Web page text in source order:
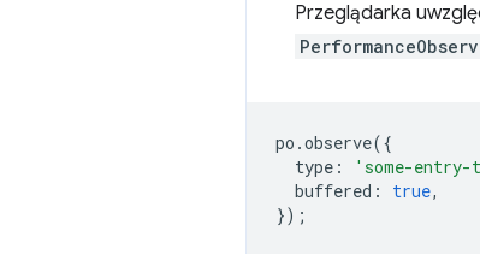
Przeglądarka
po .observe({
type : 'some-entry-
buffered : true,
});